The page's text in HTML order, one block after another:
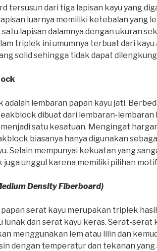
tersusun dari tiga lapisan kayu yang
luarnya memiliki ketebalan yang
lapisan dalamnya dengan ukuran
triplek ini umumnya terbuat dari kayu
solid sehingga tidak dapat
adalah lembaran papan kayu jati.
dibuat dari lembaran-lembaran
satu kesatuan. Mengingat
biasanya hanya digunakan
Selain mempunyai kekuatan yang
unggul karena memiliki pilihan
Density Fiberboard)
papan serat kayu merupakan triplek
lunak dan serat kayu keras. Serat-serat
menggunakan lem atau lilin dan
dengan temperatur dan tekanan